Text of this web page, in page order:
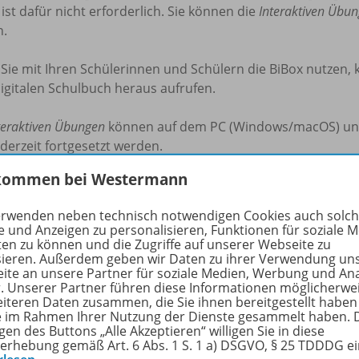
ist dafür nicht erforderlich. Sie können die Interaktiven
mit Ihren Schülerinnen und Schülern die BiBox nutzen,
Schulbuch heraus aufrufen.
Übungen können auf dem PC (Windows/macOS)
fortgesetzt werden.
Informationen zum Kauf und zur Nutzung finden Sie
für Lehrkräfte und Referendar/-innen
Sie sich 100% Rabatt auf Ihr digitales Prüfstück.
Sie die gewünschteInteraktive Übungaus.
Sie auf den Buttonzum Kauf und melden sich mit
bei Westermann
neben technisch notwendigen Cookies auch
und Anzeigen zu personalisieren, Funktionen für soziale
zu können und die Zugriffe auf unserer Webseite zu
Außerdem geben wir Daten zu ihrer Verwendung
an unsere Partner für soziale Medien, Werbung und
Unserer Partner führen diese Informationen
Daten zusammen, die Sie ihnen bereitgestellt
im Rahmen Ihrer Nutzung der Dienste gesammelt haben.
des Buttons „Alle Akzeptieren“ willigen Sie in diese
gemäß Art. 6 Abs. 1 S. 1 a) DSGVO, § 25 TDDDG